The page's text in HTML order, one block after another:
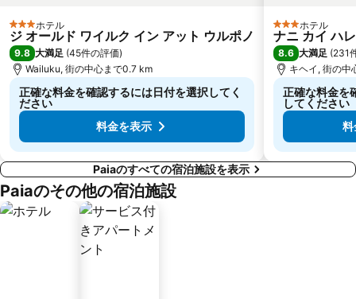
3 ホテルのランク
ホテル
ジ オールド ワイルク イン アット ウルポノ
9.8 大満足 (45件の評価)
Wailuku, 街の中心まで0.7 km
正確な料金を確認するには日付を選択してく
ださい
料金を表示
3 ホテルのラン
ホテル
ナニ カイ ハレ
8.6 大満足 (231
キヘイ, 街の
正確な料金を
してください
料
Paiaのすべての宿泊施設を表示
Paiaのその他の宿泊施設